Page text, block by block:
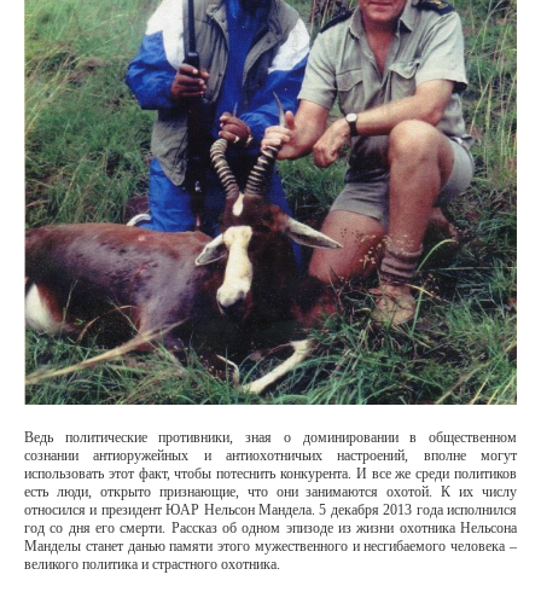
Ведь политические противники, зная о доминировании в общественном
сознании антиоружейных и антиохотничьих настроений, вполне могут
использовать этот факт, чтобы потеснить конкурента. И все же среди политиков
есть люди, открыто признающие, что они занимаются охотой. К их числу
относился и президент ЮАР Нельсон Мандела. 5 декабря 2013 года исполнился
год со дня его смерти. Рассказ об одном эпизоде из жизни охотника Нельсона
Манделы станет данью памяти этого мужественного и несгибаемого человека –
великого политика и страстного охотника.